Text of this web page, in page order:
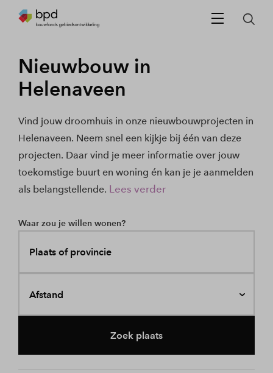
Nieuwbouw in
Helenaveen
Vind jouw droomhuis in onze nieuwbouwprojecten in
Helenaveen. Neem snel een kijkje bij één van deze
projecten. Daar vind je meer informatie over jouw
toekomstige buurt en woning én kan je je aanmelden
als belangstellende. Lees verder
Waar zou je willen wonen?
Plaats of provincie
Afstand
Zoek plaats